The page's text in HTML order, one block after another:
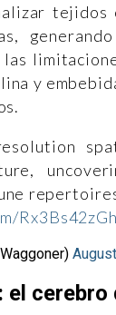
tejidos
y
Rx3Bs42zGh
cerebro